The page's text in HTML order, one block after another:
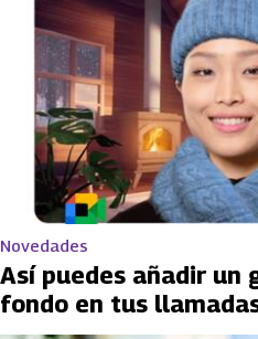
Novedades
Así puedes añadir un
fondo en tus